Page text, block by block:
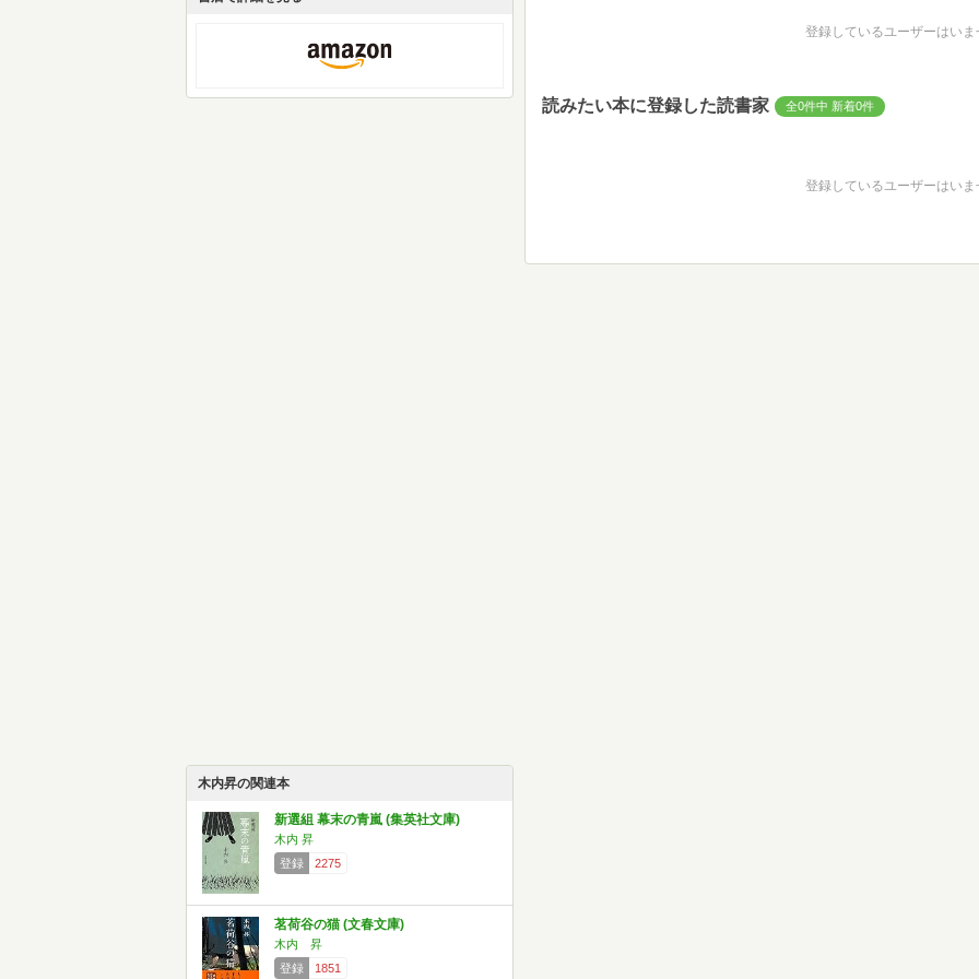
木内昇の関連本
新選組 幕末の青嵐 (集英社文庫)
木内 昇
登録
2275
茗荷谷の猫 (文春文庫)
木内 昇
登録
1851
登録しているユーザーはいま
読みたい本に登録した読書家 全0件中 新着0件
登録しているユーザーはいま